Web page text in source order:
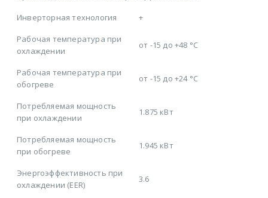
Инверторная технология
+
Рабочая температура при
охлаждении
от -15 до +48 °C
Рабочая температура при
обогреве
от -15 до +24 °C
Потребляемая мощность
при охлаждении
1.875 кВт
Потребляемая мощность
при обогреве
1.945 кВт
Энергоэффективность при
охлаждении (EER)
3.6